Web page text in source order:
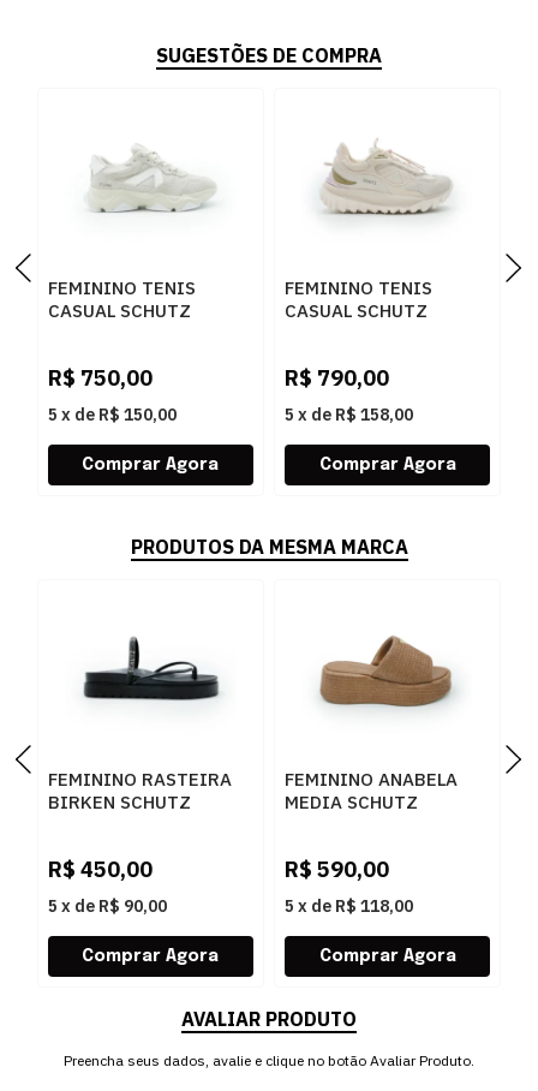
SUGESTÕES DE COMPRA
FEMININO TENIS
CASUAL SCHUTZ
R$ 750,00
5 x de R$ 150,00
FEMININO TENIS
CASUAL SCHUTZ
RE/PALE ROUGE
R$ 790,00
5 x de R$ 158,00
PRODUTOS DA MESMA MARCA
FEMININO RASTEIRA
BIRKEN SCHUTZ
CRISTAL
R$ 450,00
5 x de R$ 90,00
FEMININO ANABELA
MEDIA SCHUTZ
R$ 590,00
5 x de R$ 118,00
AVALIAR PRODUTO
Preencha seus dados, avalie e clique no botão Avaliar Produto.